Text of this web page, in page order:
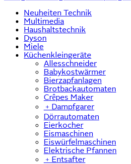
Neuheiten Technik
Multimedia
Haushaltstechnik
Dyson
Miele
Küchenkleingeräte
Allesschneider
Babykostwärmer
Bierzapfanlagen
Brotbackautomaten
Crêpes Maker
﹢ Dampfgarer
Dörrautomaten
Eierkocher
Eismaschinen
Eiswürfelmaschinen
Elektrische Pfannen
﹢ Entsafter